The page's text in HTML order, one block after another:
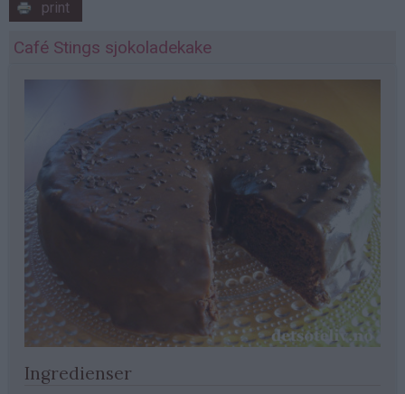
print
Café Stings sjokoladekake
Ingredienser